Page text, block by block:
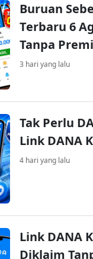
Buruan
Terbaru 6
Tanpa
3 hari yang lalu
Tak Perlu
Link DANA
4 hari yang lalu
Link DANA
Diklaim